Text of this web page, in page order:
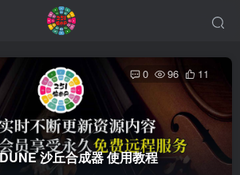
沙丘合成器 使用教程
0 96 11